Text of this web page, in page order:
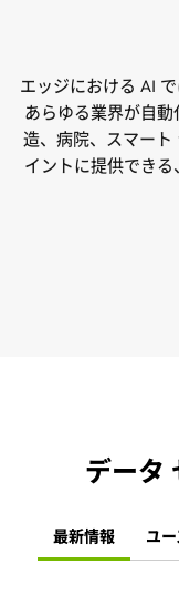
エッジにおける AI
あらゆる業界が自
造、病院、スマート
イントに提供でき
データ
最新情報 ユ